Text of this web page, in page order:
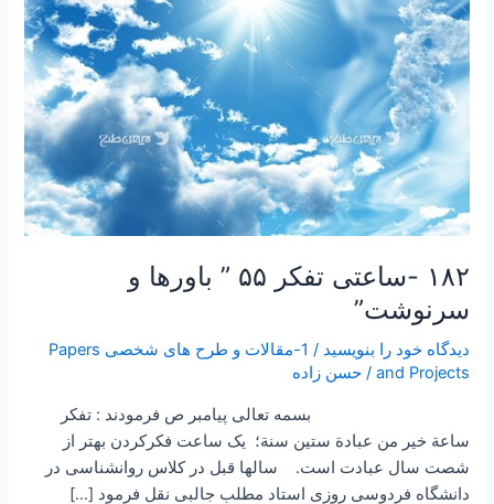
۱۸۲ -ساعتی تفکر ۵۵ ” باورها و
سرنوشت”
دیدگاه‌ خود را بنویسید /
1-مقالات و طرح های شخصی Papers
and Projects
/حسن زاده
بسمه تعالی پیامبر ص فرمودند : تفكر
ساعة خير من عبادة ستين سنة؛ یک ساعت فکرکردن بهتر از
شصت سال عبادت است. سالها قبل در کلاس روانشناسی در
دانشگاه فردوسی روزی استاد مطلب جالبی نقل فرمود […]